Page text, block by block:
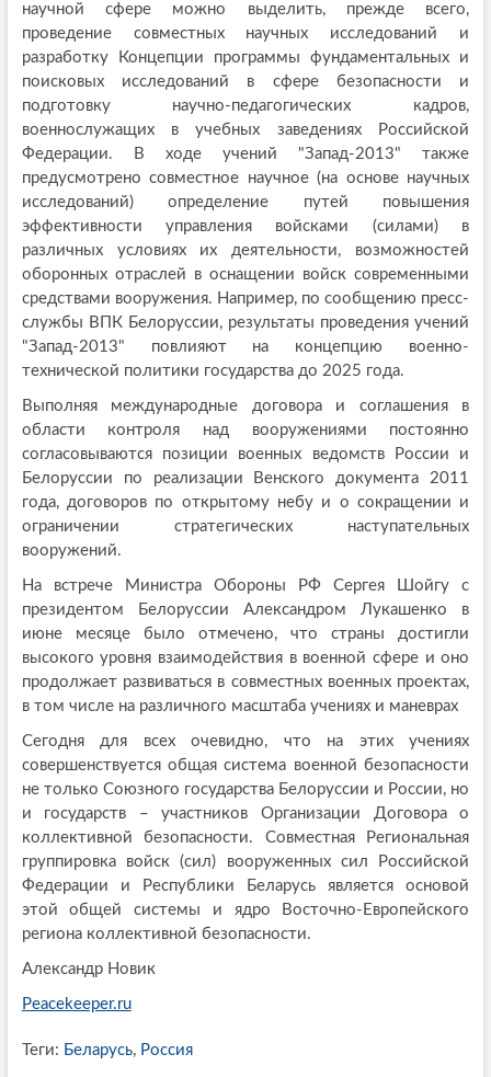
научной сфере можно выделить, прежде всего,
проведение совместных научных исследований и
разработку Концепции программы фундаментальных и
поисковых исследований в сфере безопасности и
подготовку научно-педагогических кадров,
военнослужащих в учебных заведениях Российской
Федерации. В ходе учений "Запад-2013" также
предусмотрено совместное научное (на основе научных
исследований) определение путей повышения
эффективности управления войсками (силами) в
различных условиях их деятельности, возможностей
оборонных отраслей в оснащении войск современными
средствами вооружения. Например, по сообщению пресс-
службы ВПК Белоруссии, результаты проведения учений
"Запад-2013" повлияют на концепцию военно-
технической политики государства до 2025 года.
Выполняя международные договора и соглашения в
области контроля над вооружениями постоянно
согласовываются позиции военных ведомств России и
Белоруссии по реализации Венского документа 2011
года, договоров по открытому небу и о сокращении и
ограничении стратегических наступательных
вооружений.
На встрече Министра Обороны РФ Сергея Шойгу с
президентом Белоруссии Александром Лукашенко в
июне месяце было отмечено, что страны достигли
высокого уровня взаимодействия в военной сфере и оно
продолжает развиваться в совместных военных проектах,
в том числе на различного масштаба учениях и маневрах
Сегодня для всех очевидно, что на этих учениях
совершенствуется общая система военной безопасности
не только Союзного государства Белоруссии и России, но
и государств – участников Организации Договора о
коллективной безопасности. Совместная Региональная
группировка войск (сил) вооруженных сил Российской
Федерации и Республики Беларусь является основой
этой общей системы и ядро Восточно-Европейского
региона коллективной безопасности.
Александр Новик
Peacekeeper.ru
Теги: Беларусь, Россия